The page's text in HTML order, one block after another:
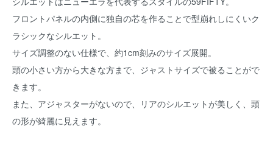
フロントパネルの内側に独自の芯を作ることで型崩れしにくいク
ラシックなシルエット。
サイズ調整のない仕様で、約1cm刻みのサイズ展開。
頭の小さい方から大きな方まで、ジャストサイズで被ることがで
きます。
また、アジャスターがないので、リアのシルエットが美しく、頭
の形が綺麗に見えます。